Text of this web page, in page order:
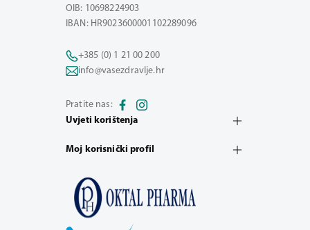
OIB: 10698224903
IBAN: HR9023600001102289096
+385 (0) 1 21 00 200
info@vasezdravlje.hr
Pratite nas:
Uvjeti korištenja
Moj korisnički profil